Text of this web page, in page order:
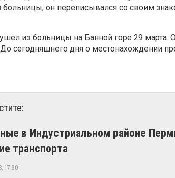
больницы, он переписывался со своим
из больницы на Банной горе 29 марта.
сегодняшнего дня о местонахождении
в Индустриальном районе
транспорта
17:30